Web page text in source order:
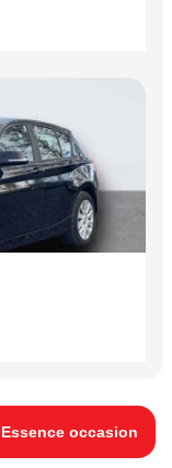
occasion